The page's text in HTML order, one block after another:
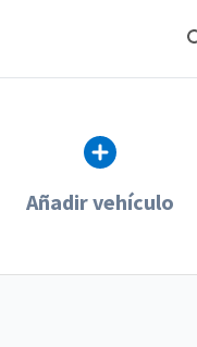
Añadir vehículo